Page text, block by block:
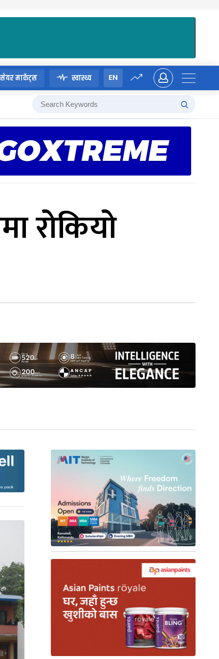
सेयर मार्केट्स स्वास्थ्य EN
रोकियो